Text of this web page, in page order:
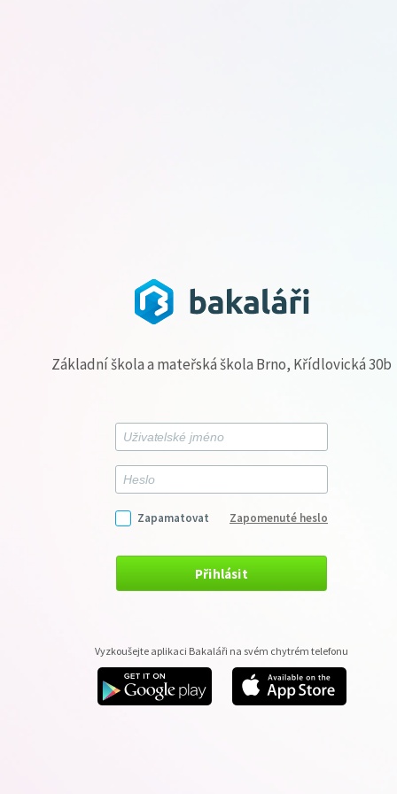
Základní škola a mateřská škola Brno, Křídlovická 30b
Zapamatovat Zapomenuté heslo
Přihlásit
Vyzkoušejte aplikaci Bakaláři na svém chytrém telefonu